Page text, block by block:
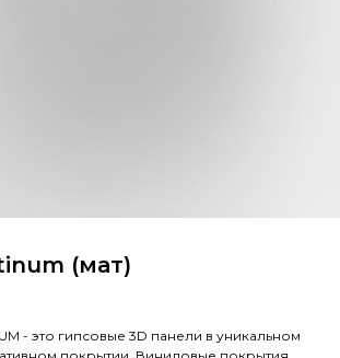
(мат)
- это гипсовые 3D панели в уникальном